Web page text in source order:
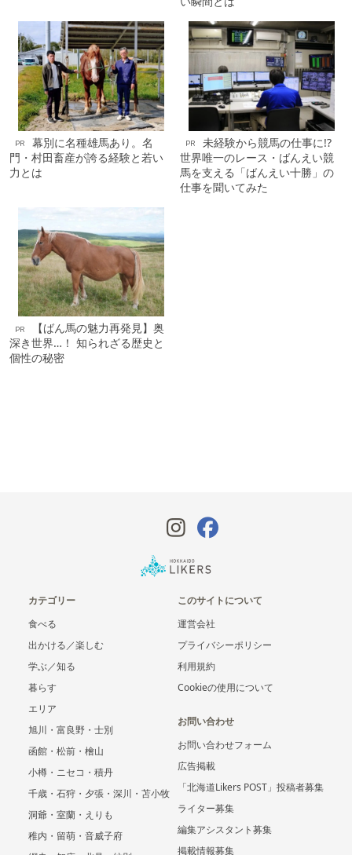
PR
幕別に名種雄馬あり。名
門・村田畜産が誇る経験と若い
力とは
PR
未経験から競馬の仕事に!?
世界唯一のレース・ばんえい競
馬を支える「ばんえい十勝」の
仕事を聞いてみた
PR
【ばん馬の魅力再発見】奥
深き世界…！ 知られざる歴史と
個性の秘密
カテゴリー
食べる
出かける／楽しむ
学ぶ／知る
暮らす
エリア
旭川・富良野・士別
函館・松前・檜山
小樽・ニセコ・積丹
千歳・石狩・夕張・深川・苫小牧
洞爺・室蘭・えりも
稚内・留萌・音威子府
このサイトについて
運営会社
プライバシーポリシー
利用規約
Cookieの使用について
お問い合わせ
お問い合わせフォーム
広告掲載
「北海道Likers POST」投稿者募集
ライター募集
編集アシスタント募集
掲載情報募集